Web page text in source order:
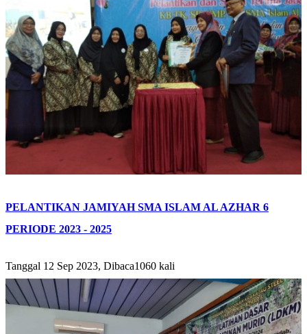
PELANTIKAN JAMIYAH SMA ISLAM AL AZHAR 6
PERIODE 2023 - 2025
Tanggal 12 Sep 2023, Dibaca1060 kali